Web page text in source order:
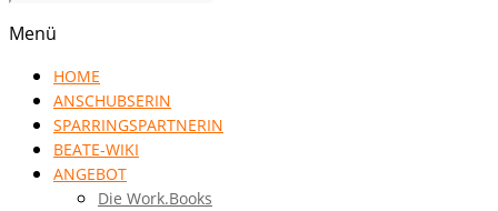
Kommunikationsgenialistin
VISION
HOCH
DREI
Menü
HOME
ANSCHUBSERIN
SPARRINGSPARTNERIN
BEATE-WIKI
ANGEBOT
Die Work.Books